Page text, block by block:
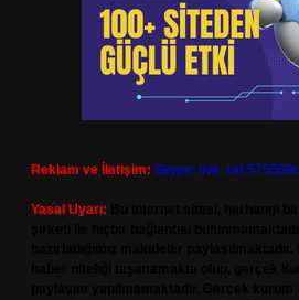
Reklam ve İletişim: Skype:
Yasal Uyarı: